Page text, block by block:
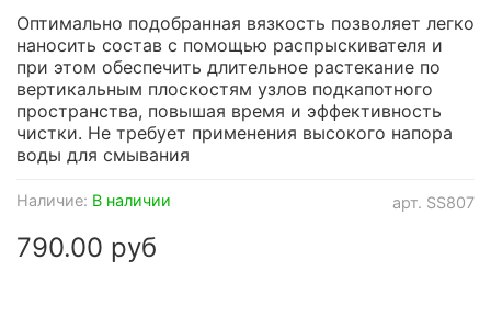
арт. SS807
Наличие: В наличии
790.00 руб
Оптимально подобранная вязкость позволяет легко
наносить состав с помощью распрыскивателя и
при этом обеспечить длительное растекание по
вертикальным плоскостям узлов подкапотного
пространства, повышая время и эффективность
чистки. Не требует применения высокого напора
воды для смывания